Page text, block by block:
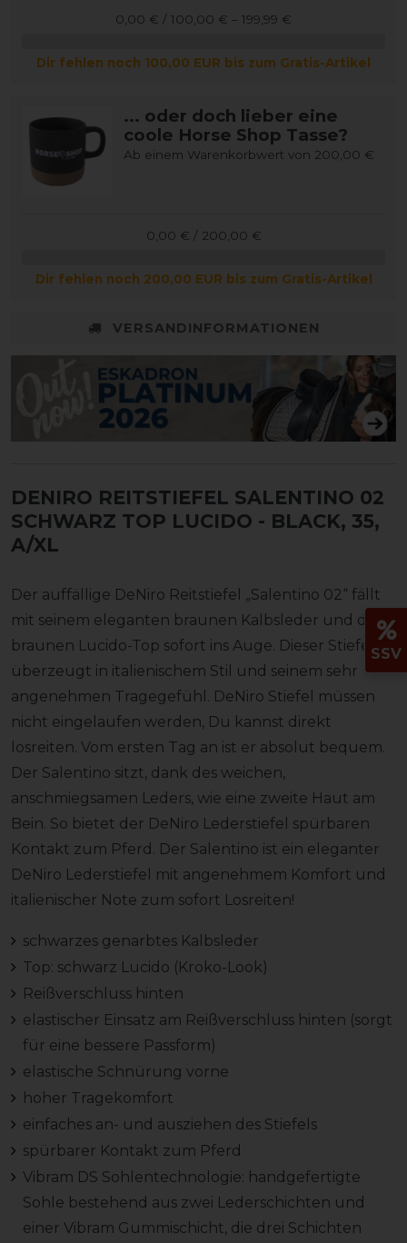
0,00 € / 100,00 € – 199,99 €
Dir fehlen noch 100,00 EUR bis zum Gratis-Artikel
... oder doch lieber eine
coole Horse Shop Tasse?
Ab einem Warenkorbwert von 200,00 €
0,00 € / 200,00 €
Dir fehlen noch 200,00 EUR bis zum Gratis-Artikel
VERSANDINFORMATIONEN
DENIRO REITSTIEFEL SALENTINO 02
SCHWARZ TOP LUCIDO - BLACK, 35,
A/XL
Der auffällige DeNiro Reitstiefel „Salentino 02“ fällt
mit seinem eleganten braunen Kalbsleder und dem
braunen Lucido-Top sofort ins Auge. Dieser Stiefel
überzeugt in italienischem Stil und seinem sehr
angenehmen Tragegefühl. DeNiro Stiefel müssen
nicht eingelaufen werden, Du kannst direkt
losreiten. Vom ersten Tag an ist er absolut bequem.
Der Salentino sitzt, dank des weichen,
anschmiegsamen Leders, wie eine zweite Haut am
Bein. So bietet der DeNiro Lederstiefel spürbaren
Kontakt zum Pferd. Der Salentino ist ein eleganter
DeNiro Lederstiefel mit angenehmem Komfort und
italienischer Note zum sofort Losreiten!
schwarzes genarbtes Kalbsleder
Top: schwarz Lucido (Kroko-Look)
Reißverschluss hinten
elastischer Einsatz am Reißverschluss hinten (sorgt
für eine bessere Passform)
elastische Schnürung vorne
hoher Tragekomfort
einfaches an- und ausziehen des Stiefels
spürbarer Kontakt zum Pferd
Vibram DS Sohlentechnologie: handgefertigte
Sohle bestehend aus zwei Lederschichten und
einer Vibram Gummischicht, die drei Schichten
SSV